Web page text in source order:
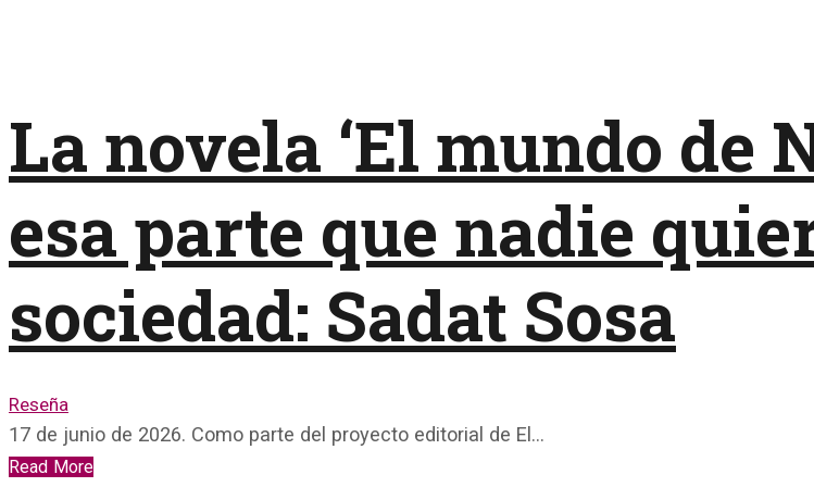
La novela ‘El mundo de
esa parte que nadie
sociedad: Sadat Sosa
Reseña
17 de junio de 2026. Como parte del proyecto editorial de El…
Read More